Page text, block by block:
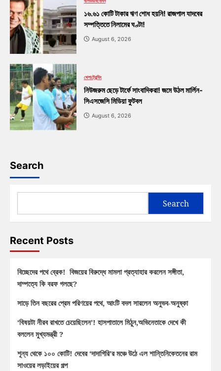
১৬.৬১ কোটি টাকার ঋণ শোধ হয়নি! রাজপাল যাদবের
সম্পত্তিতে নিলামের ঘণ্টা!
August 6, 2026
খেলাট্রেন্ডিং
নিউজরুম ছেড়ে টার্ফে সাংবাদিকরা! জমে উঠল মার্লিন-
সিএসজেসি মিডিয়া ফুটবল
August 6, 2026
Search
Search
Recent Posts
বিচ্ছেদের পথে ব্রেক! বিজয়ের বিরুদ্ধে মামলা প্রত্যাহার করলেন সঙ্গীতা,
দাম্পত্যে কি বরফ গলছে?
সাড়ে তিন বছরের প্রেম পরিণয়ের পথে, আংটি বদল সারলেন অনুভব-অনুষ্কা
‘বিষয়টা নীরব রাখতে চেয়েছিলেন’! হাসপাতালে মিঠুন,অভিনেতাকে দেখে কী
বললেন মুখ্যমন্ত্রী ?
শূন্য থেকে ১০০ কোটি! দেবের ‘দাদাগিরি’র মঞ্চে উঠে এল শান্তিনিকেতনের রাম
সাওয়ের লড়াইয়ের গল্প